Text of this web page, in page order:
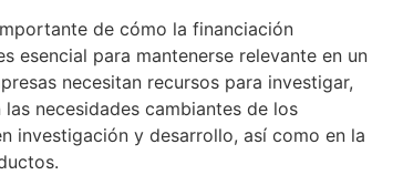
de cómo la financiación
esencial para mantenerse relevante en un
necesitan recursos para investigar,
necesidades cambiantes de los
investigación y desarrollo, así como en la